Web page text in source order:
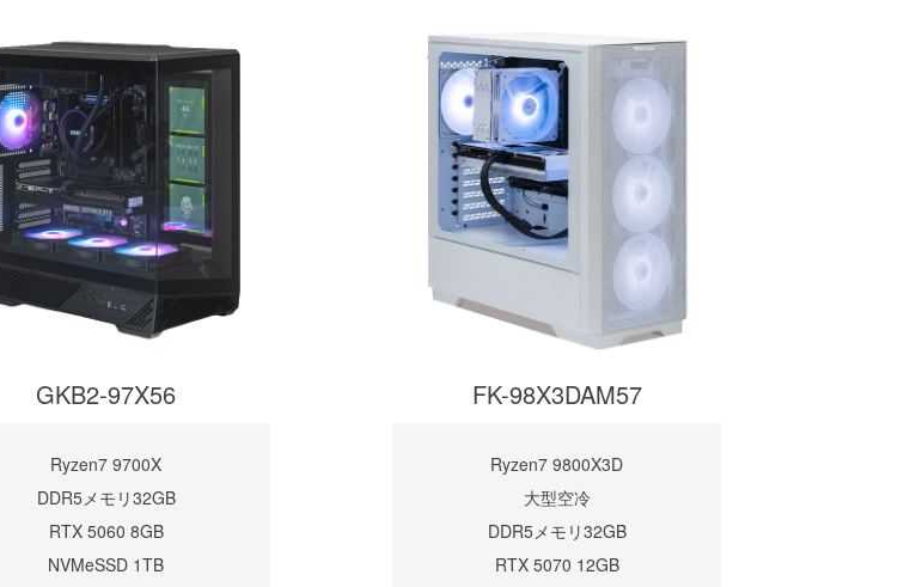
GKB2-97X56
Ryzen7 9700X
DDR5メモリ32GB
RTX 5060 8GB
NVMeSSD 1TB
FK-98X3DAM57
Ryzen7 9800X3D
大型空冷
DDR5メモリ32GB
RTX 5070 12GB